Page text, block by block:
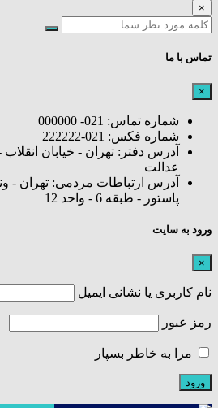
×
تماس با ما
×
شماره تماس: 021- 000000
شماره فکس: 021-222222
آدرس دفتر: تهران - خیابان
عدالت
آدرس ارتباطات مردمی: تهران -
پاستور - طبقه 6 - واحد 12
ورود به سایت
×
نام کاربری یا نشانی ایمیل
رمز عبور
مرا به خاطر بسپار